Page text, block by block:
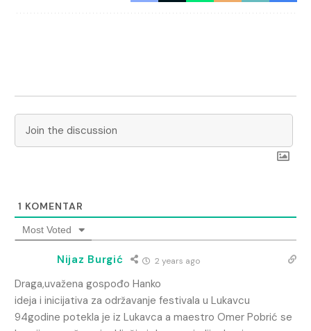
1 KOMENTAR
Most Voted
Nijaz Burgić 2 years ago
Draga,uvažena gospođo Hanko
ideja i inicijativa za održavanje festivala u Lukavcu
94godine potekla je iz Lukavca a maestro Omer Pobrić se